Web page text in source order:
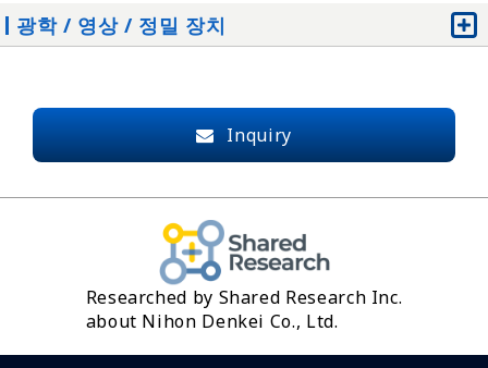
교반 / 탈포 / 분쇄
시험실 설비
기기 / 악세사리 및 소모품
자외선 가시 근적외선 분광광도계
라만 분광광도계
ICP 방출 분석 장치 및 원자 흡수 분광 광도계
X-Ray 분석 장치
형광 X-Ray 분석 장치
기체 / 액체 크로마토그래피
질량 분광기
내구성 시험 장치
인장 / 압축 시험기
차폐실
기타 환경 / 평가 / 테스트 장치
확장 보드
프린터 / 플로터
구조 분석 소프트웨어
열전도 분석 소프트웨어
열유압(열수력) 분석 소프트웨어
이미지 프로세스/분석 소프트웨어
시스템/수치 분석 소프트웨어
소프트웨어 개발 도구
PCB 개발 도구
자동 측정 도구
산업용 로봇
장착 기계 관련
프로세서
컨베이어
산업용 컴퓨터 관련
제조 / 가공 / 검사 장비
광학 / 영상 / 정밀 장치
디지털 현미경
레이저 현미경
내시경
표면 거칠기 측정기
3D 측정 장치(백색 간섭계 / 거리 측정기)
Inquiry
Researched by Shared Research Inc.
about Nihon Denkei Co., Ltd.